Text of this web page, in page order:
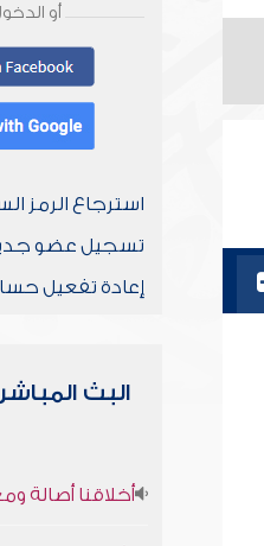
أو
استرجاع الرمز
تسجيل عضو
إعادة تفعيل
البث المباشر
أخلاقنا أصالة